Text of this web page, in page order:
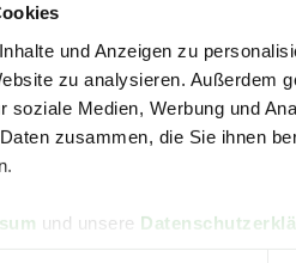
und Anzeigen zu
zu analysieren. Außerdem
soziale Medien, Werbung und
zusammen, die Sie ihnen
und unsere
kostenlose
direkt online bestellen